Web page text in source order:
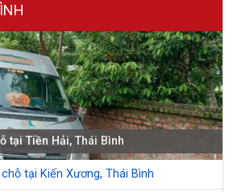
tại Tiền Hải, Thái Bình
tại Kiến Xương, Thái Bình